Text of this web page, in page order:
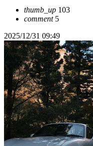
thumb_up 103
comment5
2025/12/31 09:49